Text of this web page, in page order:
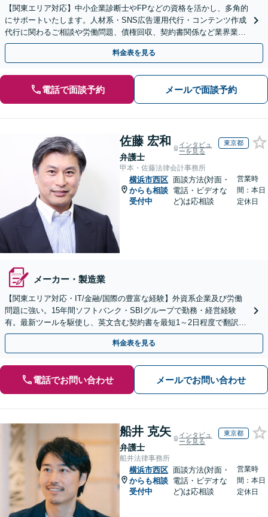
【関東エリア対応】中小企業診断士やFPなどの資格を活かし、多角的
にサポートいたします。人材系・SNS広告運用代行・コンテンツ作成
代行に関わるご相談や労働問題、債権回収、契約書関係など業界業種
から規模に関わらず対応可能【初回相談無料】
料金表を見る
電話で面談予約 メールで面談予約
佐藤 宏和
弁護士
インタビュ
ーを見る
東京都
甲本・佐藤法律会計事務所
横浜市西区
からも相談
受付中
面談方法(対面・
電話・ビデオな
ど)は応相談
営業時
間：本日
定休日
メーカー・製造業
【関東エリア対応・IT/金融/国際の豊富な経験】外資系企業及び労働
問題に強い。15年間ソフトバンク・SBIグループで勤務・経営経験
有。最新ツールを駆使し、英文含む契約書を最短1～2日程度で翻訳・
レビュー。大手中小・外資系企業の顧問可
料金表を見る
電話でお問い合わせ メールでお問い合わせ
船井 克矢
弁護士
インタビュ
ーを見る
東京都
船井法律事務所
横浜市西区
からも相談
受付中
面談方法(対面・
電話・ビデオな
ど)は応相談
営業時
間：本日
定休日